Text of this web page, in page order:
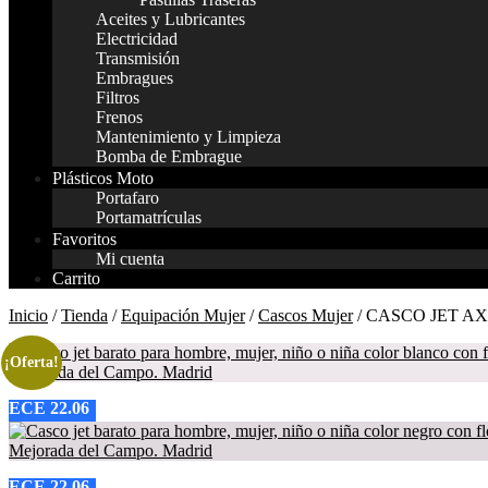
Aceites y Lubricantes
Electricidad
Transmisión
Embragues
Filtros
Frenos
Mantenimiento y Limpieza
Bomba de Embrague
Plásticos Moto
Portafaro
Portamatrículas
Favoritos
Mi cuenta
Carrito
Inicio /Tienda /Equipación Mujer/Cascos Mujer/ CASCO JET
¡Oferta!
ECE 22.06